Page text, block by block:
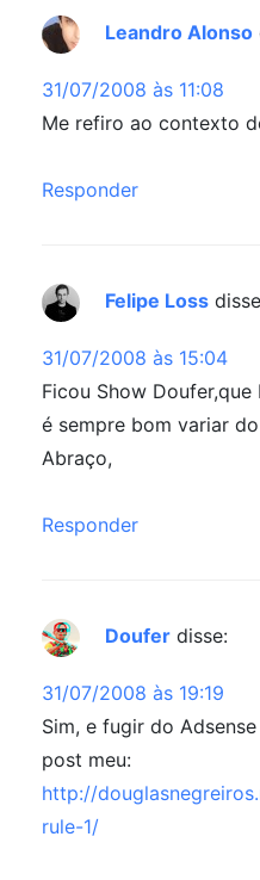
Leandro Alonso
31/07/2008 às 11:08
Me refiro ao contexto
Responder
Felipe Loss
31/07/2008 às 15:04
Ficou Show
é sempre bom variar
Abraço,
Responder
Doufer disse:
31/07/2008 às 19:19
Sim, e fugir do
post meu:
http://
rule-1/